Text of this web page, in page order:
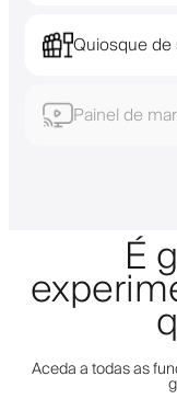
Quiosque
Painel de
É
Aceda a todas as